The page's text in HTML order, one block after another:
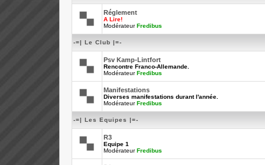
Réglement
A Lire!
ModérateurFredibus
-=| Le Club |=-
Psv Kamp-Lintfort
Rencontre Franco-Allemande.
ModérateurFredibus
Manifestations
Diverses manifestations durant l'année.
ModérateurFredibus
-=| Les Equipes |=-
R3
Equipe 1
ModérateurFredibus